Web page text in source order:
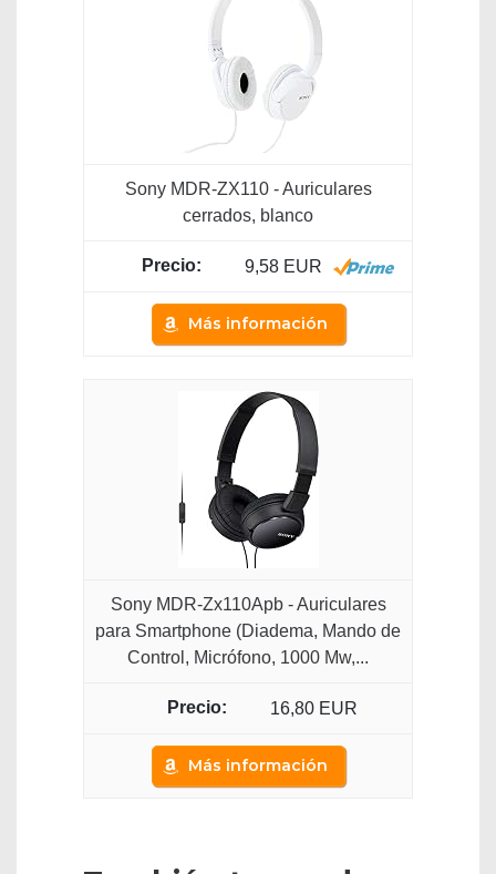
Sony MDR-ZX110 - Auriculares
cerrados, blanco
9,58 EUR
Más información
Sony MDR-Zx110Apb - Auriculares
para Smartphone (Diadema, Mando de
Control, Micrófono, 1000 Mw,...
16,80 EUR
Más información